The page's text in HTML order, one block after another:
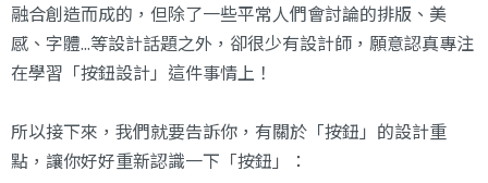
融合創造而成的，但除了一些平常人們會討論的排版、美
感、字體...等設計話題之外，卻很少有設計師，願意認真專注
在學習「按鈕設計」這件事情上！
所以接下來，我們就要告訴你，有關於「按鈕」的設計重
點，讓你好好重新認識一下「按鈕」：